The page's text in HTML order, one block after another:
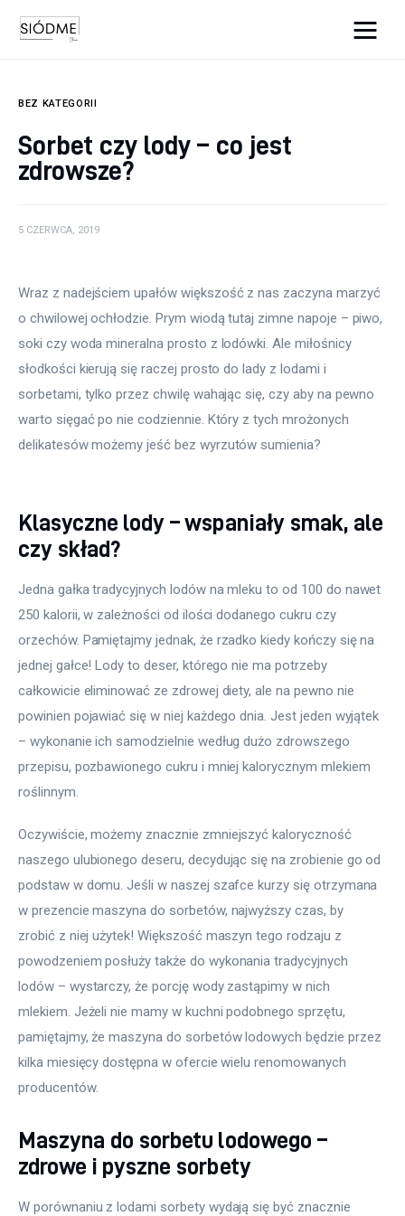
Uroda
Więcej
BEZ KATEGORII
Sorbet czy lody – co jest
zdrowsze?
5 CZERWCA, 2019
Wraz z nadejściem upałów większość z nas zaczyna marzyć
o chwilowej ochłodzie. Prym wiodą tutaj zimne napoje – piwo,
soki czy woda mineralna prosto z lodówki. Ale miłośnicy
słodkości kierują się raczej prosto do lady z lodami i
sorbetami, tylko przez chwilę wahając się, czy aby na pewno
warto sięgać po nie codziennie. Który z tych mrożonych
delikatesów możemy jeść bez wyrzutów sumienia?
Klasyczne lody – wspaniały smak, ale
czy skład?
Jedna gałka tradycyjnych lodów na mleku to od 100 do nawet
250 kalorii, w zależności od ilości dodanego cukru czy
orzechów. Pamiętajmy jednak, że rzadko kiedy kończy się na
jednej gałce! Lody to deser, którego nie ma potrzeby
całkowicie eliminować ze zdrowej diety, ale na pewno nie
powinien pojawiać się w niej każdego dnia. Jest jeden wyjątek
– wykonanie ich samodzielnie według dużo zdrowszego
przepisu, pozbawionego cukru i mniej kalorycznym mlekiem
roślinnym.
Oczywiście, możemy znacznie zmniejszyć kaloryczność
naszego ulubionego deseru, decydując się na zrobienie go od
podstaw w domu. Jeśli w naszej szafce kurzy się otrzymana
w prezencie maszyna do sorbetów, najwyższy czas, by
zrobić z niej użytek! Większość maszyn tego rodzaju z
powodzeniem posłuży także do wykonania tradycyjnych
lodów – wystarczy, że porcję wody zastąpimy w nich
mlekiem. Jeżeli nie mamy w kuchni podobnego sprzętu,
pamiętajmy, że maszyna do sorbetów lodowych będzie przez
kilka miesięcy dostępna w ofercie wielu renomowanych
producentów.
Maszyna do sorbetu lodowego –
zdrowe i pyszne sorbety
W porównaniu z lodami sorbety wydają się być znacznie